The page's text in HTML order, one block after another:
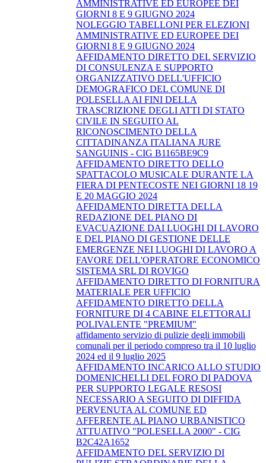
AMMINISTRATIVE ED EUROPEE DEI
GIORNI 8 E 9 GIUGNO 2024
NOLEGGIO TABELLONI PER ELEZIONI
AMMINISTRATIVE ED EUROPEE DEI
GIORNI 8 E 9 GIUGNO 2024
AFFIDAMENTO DIRETTO DEL SERVIZIO
DI CONSULENZA E SUPPORTO
ORGANIZZATIVO DELL'UFFICIO
DEMOGRAFICO DEL COMUNE DI
POLESELLA AI FINI DELLA
TRASCRIZIONE DEGLI ATTI DI STATO
CIVILE IN SEGUITO AL
RICONOSCIMENTO DELLA
CITTADINANZA ITALIANA JURE
SANGUINIS - CIG B1165BE9C9
AFFIDAMENTO DIRETTO DELLO
SPATTACOLO MUSICALE DURANTE LA
FIERA DI PENTECOSTE NEI GIORNI 18 19
E 20 MAGGIO 2024
AFFIDAMENTO DIRETTA DELLA
REDAZIONE DEL PIANO DI
EVACUAZIONE DAI LUOGHI DI LAVORO
E DEL PIANO DI GESTIONE DELLE
EMERGENZE NEI LUOGHI DI LAVORO A
FAVORE DELL'OPERATORE ECONOMICO
SISTEMA SRL DI ROVIGO
AFFIDAMENTO DIRETTO DI FORNITURA
MATERIALE PER UFFICIO
AFFIDAMENTO DIRETTO DELLA
FORNITURE DI 4 CABINE ELETTORALI
POLIVALENTE "PREMIUM"
affidamento servizio di pulizie degli immobili
comunali per il periodo compreso tra il 10 luglio
2024 ed il 9 luglio 2025
AFFIDAMENTO INCARICO ALLO STUDIO
DOMENICHELLI DEL FORO DI PADOVA
PER SUPPORTO LEGALE RESOSI
NECESSARIO A SEGUITO DI DIFFIDA
PERVENUTA AL COMUNE ED
AFFERENTE AL PIANO URBANISTICO
ATTUATIVO "POLESELLA 2000" - CIG
B2C42A1652
AFFIDAMENTO DEL SERVIZIO DI